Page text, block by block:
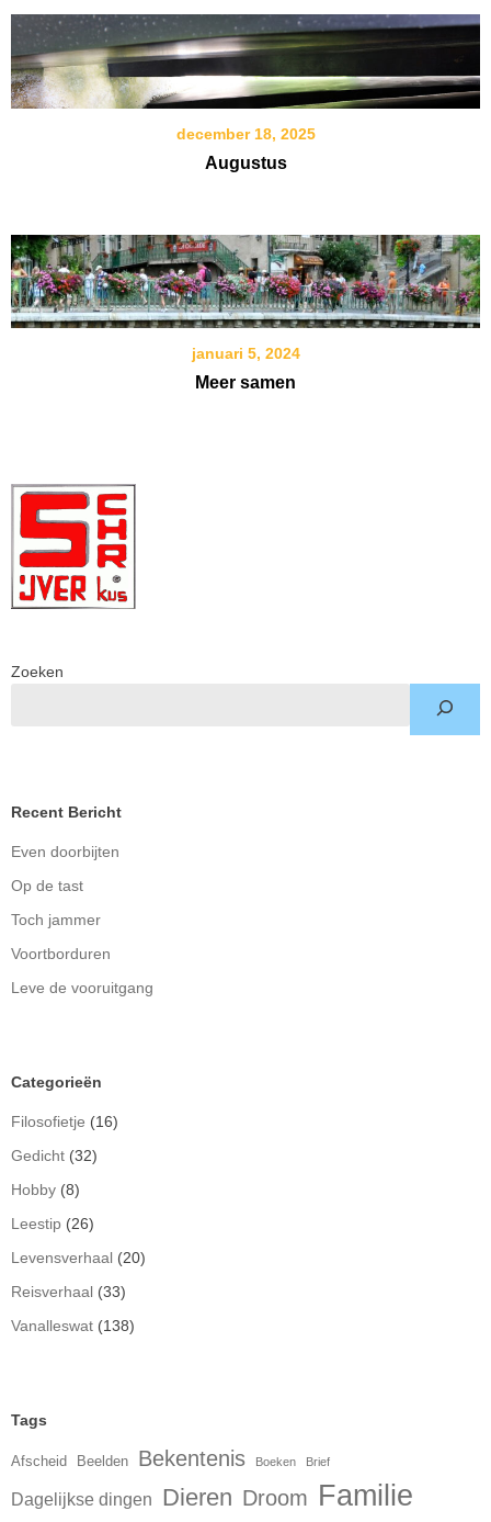
december 18, 2025
Augustus
januari 5, 2024
Meer samen
Zoeken
Recent Bericht
Even doorbijten
Op de tast
Toch jammer
Voortborduren
Leve de vooruitgang
Categorieën
Filosofietje (16)
Gedicht (32)
Hobby (8)
Leestip (26)
Levensverhaal (20)
Reisverhaal (33)
Vanalleswat (138)
Tags
Afscheid Beelden Bekentenis Boeken Brief
Dagelijkse dingen Dieren Droom Familie